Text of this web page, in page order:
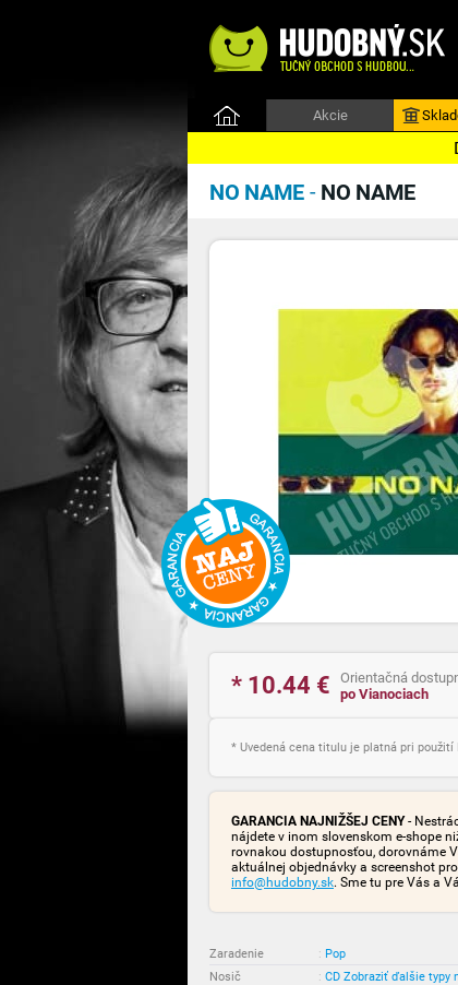
Akcie
NO NAME- NO NAME
* 10.44 €
Orientačná
po Vianociach
* Uvedená cena titulu je platná pri použití
GARANCIA NAJNIŽŠEJ CENY-
nájdete v inom slovenskom e-shope
rovnakou dostupnosťou, dorovnáme
aktuálnej objednávky a screenshot
info@hudobny.sk. Sme tu pre Vás a
Zaradenie : Pop
Nosič
: CD Zobraziť ďalšie typy